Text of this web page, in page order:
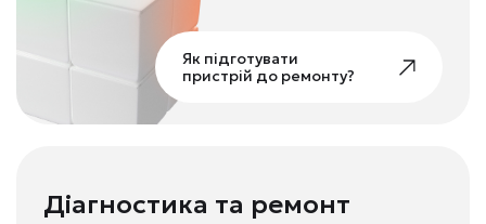
Як підготувати
пристрій до ремонту?
Діагностика та ремонт